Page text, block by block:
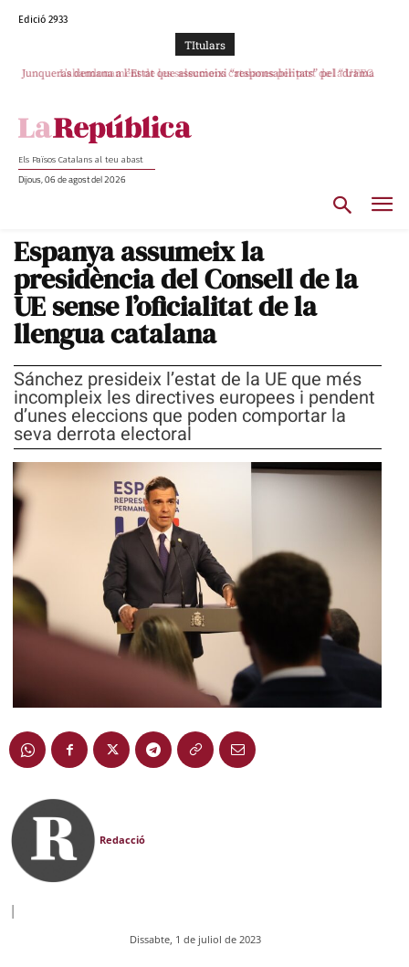
Edició 2933
TItulars
L’abandonament de les seleccions catalanes per part de la UFEC
Els Països Catalans al teu abast
Dijous, 06 de agost del 2026
Espanya assumeix la
presidència del Consell de la
UE sense l’oficialitat de la
llengua catalana
Sánchez presideix l’estat de la UE que més
incompleix les directives europees i pendent
d’unes eleccions que poden comportar la
seva derrota electoral
Redacció
|
Dissabte, 1 de juliol de 2023